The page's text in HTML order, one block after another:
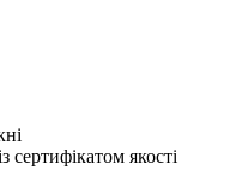
сертифікатом якості